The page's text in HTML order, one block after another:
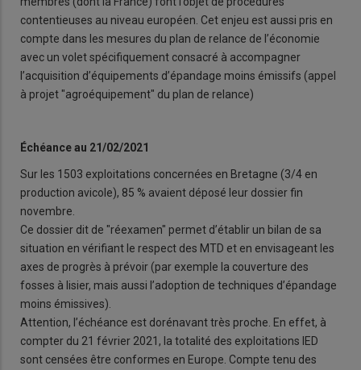
contentieuses au niveau européen. Cet enjeu est aussi pris en
compte dans les mesures du plan de relance de l’économie
avec un volet spécifiquement consacré à accompagner
l’acquisition d’équipements d’épandage moins émissifs (appel
à projet "agroéquipement" du plan de relance)
Échéance au 21/02/2021
Sur les 1503 exploitations concernées en Bretagne (3/4 en
production avicole), 85 % avaient déposé leur dossier fin
novembre.
Ce dossier dit de "réexamen" permet d’établir un bilan de sa
situation en vérifiant le respect des MTD et en envisageant les
axes de progrès à prévoir (par exemple la couverture des
fosses à lisier, mais aussi l’adoption de techniques d’épandage
moins émissives).
Attention, l’échéance est dorénavant très proche. En effet, à
compter du 21 février 2021, la totalité des exploitations IED
sont censées être conformes en Europe. Compte tenu des